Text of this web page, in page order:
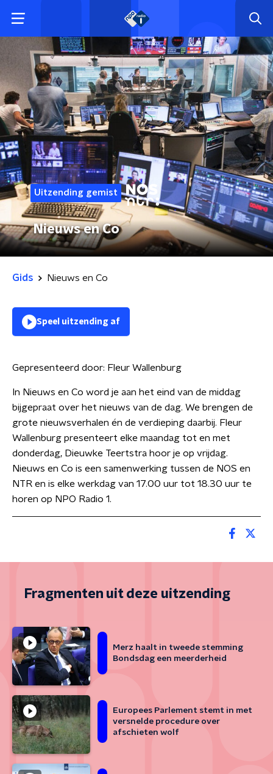
Uitzending gemist
Nieuws en Co
Gids Nieuws en Co
Speel uitzending af
Gepresenteerd door: Fleur Wallenburg
In Nieuws en Co word je aan het eind van de middag
bijgepraat over het nieuws van de dag. We brengen de
grote nieuwsverhalen én de verdieping daarbij. Fleur
Wallenburg presenteert elke maandag tot en met
donderdag, Dieuwke Teertstra hoor je op vrijdag.
Nieuws en Co is een samenwerking tussen de NOS en
NTR en is elke werkdag van 17.00 uur tot 18.30 uur te
horen op NPO Radio 1.
Fragmenten uit deze uitzending
Merz haalt in tweede stemming
Bondsdag een meerderheid
Europees Parlement stemt in met
versnelde procedure over
afschieten wolf